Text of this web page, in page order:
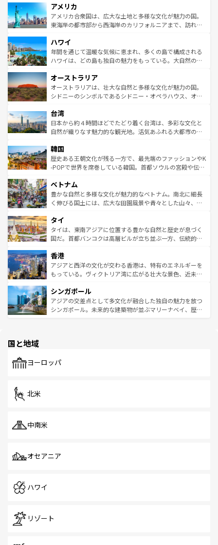
ンツ一覧を参照してほしい。
の建物がそのまま残る町や、スイスならではのユニークな
博物館もあり、アルプス観光だけでなく町歩きも満喫する
ことができる。国民の所得が高いため物価も高いが、旅行
ば市内交通費無料で観光を楽しむこともできる。 なお、新
着のスイス情報はコンテンツ一覧 を参照してほしい。
アメリカ
アメリカ合衆国は、広大な土地と多様な文化が魅力の国。
東海岸の都市部から西海岸のカリフォルニアまで、訪れる
のような巨大都市は、観光、ショッピング、エンターテイ
ンメントが詰まった刺激的なスポットだ。一方、アメリカ
西部には大自然が広がり、グランドキャニオンやイエロー
部のニューオーリンズでは、音楽と美食が融合した独特の
文化が魅力。旅行者はアメリカの各地域で異なる魅力を楽
しみながら、その多様性と豊かな歴史を感じることができ
ならではの贅沢な旅のスタイルだ。 なお、新着のアメリカ
情報はコンテンツ一覧を参照してほしい。
ハワイ
年間を通じて温暖な気候に恵まれ、多くの島で構成される
ハワイは、どの島も独自の魅力をもっている。大自然の神
ワイ島は見逃せない。また、定番の観光地といえばオアフ
島だが、静かな自然を求めるならマウイ島やカウアイ島が
おすすめ。エメラルドグリーンに輝く海をはじめ、豊かな
れるおもてなしの心で訪れる人々を迎えてくれるハワイの
人々、おいしいローカルフードやハワイアンミュージッ
ク、伝統的なフラダンスなど、すべてがハワイの魅力を彩
ワイを、存分に味わってほしい。 なお、新着のハワイ情報
はコンテンツ一覧を参照してほしい。
オーストラリア
オーストラリアは、壮大な自然と多様な文化が魅力の国。
シドニーのシンボルであるシドニー・オペラハウス、オー
リアリーフや大陸中央部にそびえるウルル（エアーズロッ
ク）、タスマニアの美しい原生林やケアンズの熱帯雨林な
ど、見どころがたくさん。また、カフェやワイン、オージ
いる。アクティビティも充実しており、サーフィンやダイ
ビング、ハイキングなど、アウトドア好きにはたまらな
い。オーストラリアの多彩な魅力を存分に味わいつくそ
参照してほしい。
台湾
日本から約４時間ほどでたどり着く台湾は、多彩な文化と
自然が織りなす魅力的な観光地。活気あふれる大都市の台
ン）、静ひつな山岳地帯である台湾東部など、都市の喧騒
と山間の静けさが共存しており、訪れる人に新しい発見と
驚きをもたらしてくれる。また、奥深い台湾の食文化も魅
容にもいいと評判のスイーツなど、バラエティ豊かな料理
が味わえる。 なお、新着の台湾情報は コンテンツ一覧を参
照してほしい。
韓国
歴史ある王朝文化が残る一方で、最先端のファッションやK
-POPで世界を席巻している韓国。首都ソウルの宮殿や伝統
き、地方に足を延ばせば四季折々の自然美を楽しむことが
できる。そして、キムチや焼肉、絶品のストリートフード
まで、さまざまな韓国料理が待っている。夜には、韓国な
リティに包まれながら、韓国の多彩な魅力を心ゆくまで味
わってみてほしい。 なお、新着の韓国情報はコンテンツ一
覧を参照してほしい。
ベトナム
豊かな自然と多様な文化が魅力的なベトナム。南北に細長
く伸びる国土には、広大な田園風景や青々とした山々、世
急速な発展と共に伝統が息づく。ハノイの古い町並みやホ
ーチミン市のフランス統治時代の建物も、独特の雰囲気を
醸し出している。また、バラエティの豊かさとおいしさで
とつ。フォーやバインミー、ベトナムコーヒーなどは、ぜ
ひ現地で味わいたい。どの地域を訪れてもあたたかい人々
が旅行者を迎えてくれるので、きっと忘れられない旅にな
参照してほしい。
タイ
タイは、東南アジアに位置する豊かな自然と歴史が息づく
国だ。首都バンコクは高層ビルが立ち並ぶ一方、伝統的な
の活気が交差している。北部ではチェンマイなどの山岳地
帯で自然と触れ合い、南部ではプーケットやクラビの美し
いビーチでリゾート気分を楽しむことができる。タイ料理
激する。気候は一年中温暖で、どの季節にも異なる楽しみ
が待っている。親しみやすいタイの人々、仏教を中心とし
た文化、そして多様な観光資源が、訪れる旅人を魅了し続
香港
アジアと西洋の文化が交わる香港は、特有のエネルギーを
もっている。ヴィクトリア湾に広がる壮大な景色、近未来
み、どこを訪れても感動するはず。観光スポットが密集し
ており、効率よく見どころを回れるのも魅力。息をのむよ
うな絶景から文化的な体験まで、香港を存分に楽しみ尽く
シンガポール
アジアの交差点として多文化が融合した独自の魅力を放つ
シンガポール。未来的な建築物が並ぶマリーナベイ、歴史
で、ホーカーズは地元の風情を楽しめる外せないスポット
国と地域
ヨーロッパ
北米
中南米
オセアニア
ハワイ
リゾート